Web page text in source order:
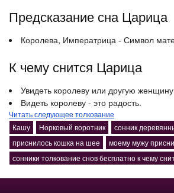
Предсказание сна Царица
Королева, Императрица - Символ
К чему снится Царица
Увидеть королеву или другую
Видеть королеву - это радость.
Читать следующее толкование
Кашу
Норковый воротник сонник
приснилось кошка на шее
моему мужу
сонники толкование снов бесплатно к чему